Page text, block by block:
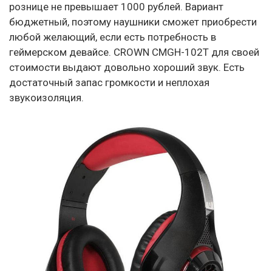
рознице не превышает 1000 рублей. Вариант
бюджетный, поэтому наушники сможет приобрести
любой желающий, если есть потребность в
геймерском девайсе. CROWN CMGH-102T для своей
стоимости выдают довольно хороший звук. Есть
достаточный запас громкости и неплохая
звукоизоляция.